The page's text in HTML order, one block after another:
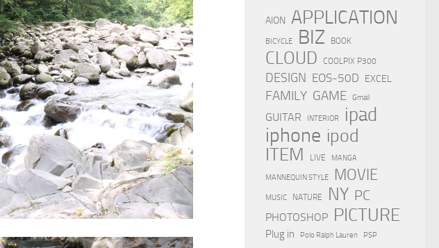
AION APPLICATION
BICYCLE BIZ BOOK
CLOUD COOLPIX P300
DESIGN EOS-50D EXCEL
FAMILY GAME Gmail
GUITAR INTERIOR ipad
iphone ipod
ITEM
LIVE MANGA
MANNEQUIN STYLE MOVIE
MUSIC NATURE NY PC
PHOTOSHOP PICTURE
Plug in Polo Ralph Lauren
PSP